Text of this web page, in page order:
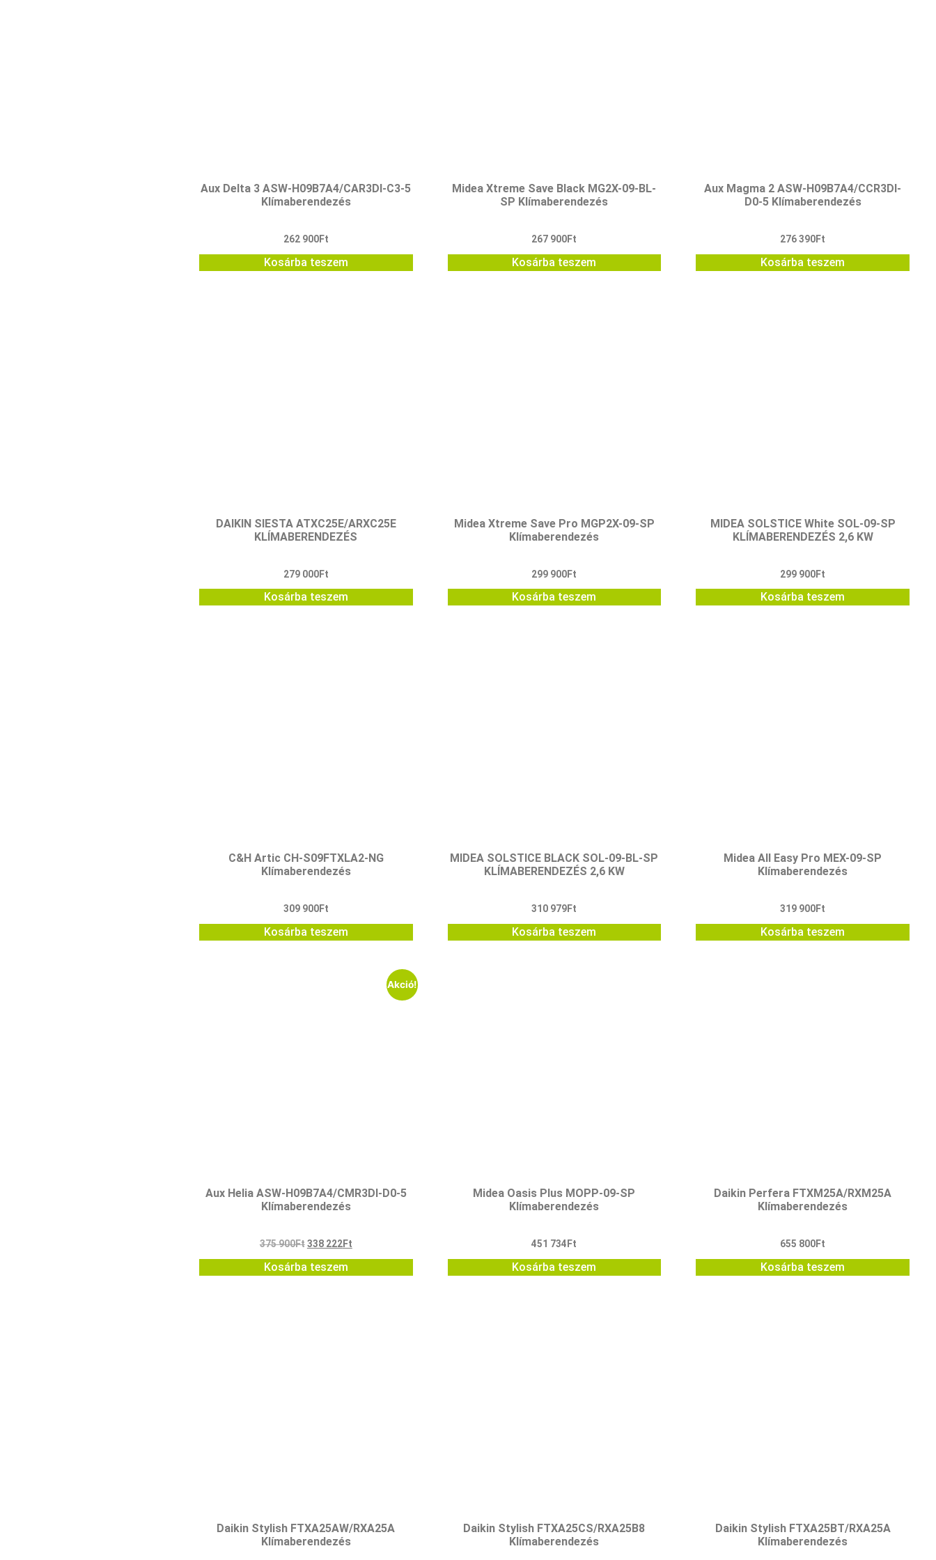
Aux Delta 3 ASW-H09B7A4/CAR3DI-C3-5
Klímaberendezés
262 900Ft
Kosárba teszem
Midea Xtreme Save Black MG2X-09-BL-
SP Klímaberendezés
267 900Ft
Kosárba teszem
Aux Magma 2 ASW-H09B7A4/CCR3DI-
D0-5 Klímaberendezés
276 390Ft
Kosárba teszem
DAIKIN SIESTA ATXC25E/ARXC25E
KLÍMABERENDEZÉS
279 000Ft
Kosárba teszem
Midea Xtreme Save Pro MGP2X-09-SP
Klímaberendezés
299 900Ft
Kosárba teszem
MIDEA SOLSTICE White SOL-09-SP
KLÍMABERENDEZÉS 2,6 KW
299 900Ft
Kosárba teszem
C&H Artic CH-S09FTXLA2-NG
Klímaberendezés
309 900Ft
Kosárba teszem
MIDEA SOLSTICE BLACK SOL-09-BL-SP
KLÍMABERENDEZÉS 2,6 KW
310 979Ft
Kosárba teszem
Midea All Easy Pro MEX-09-SP
Klímaberendezés
319 900Ft
Kosárba teszem
Akció!
Aux Helia ASW-H09B7A4/CMR3DI-D0-5
Klímaberendezés
375 900Ft338 222Ft
Kosárba teszem
Midea Oasis Plus MOPP-09-SP
Klímaberendezés
451 734 Ft
Kosárba teszem
Daikin Perfera FTXM25A/RXM25A
Klímaberendezés
655 800Ft
Kosárba teszem
Daikin Stylish FTXA25AW/RXA25A
Klímaberendezés
Daikin Stylish FTXA25CS/RXA25B8
Klímaberendezés
Daikin Stylish FTXA25BT/RXA25A
Klímaberendezés